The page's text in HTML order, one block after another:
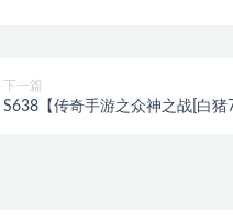
下一篇
S638【传奇手游之众神之战[白猪